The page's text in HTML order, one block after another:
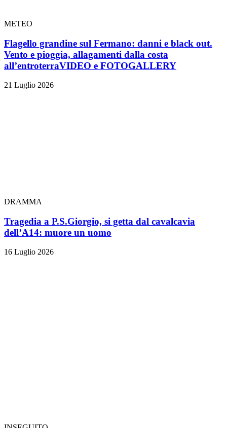
METEO
Flagello grandine sul Fermano: danni e black out.
Vento e pioggia, allagamenti dalla costa
all’entroterraVIDEO e FOTOGALLERY
21 Luglio 2026
DRAMMA
Tragedia a P.S.Giorgio, si getta dal cavalcavia
dell’A14: muore un uomo
16 Luglio 2026